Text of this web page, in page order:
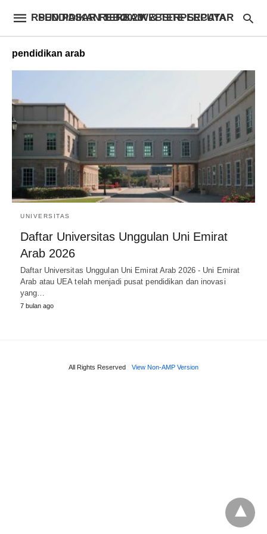
RSUD PASAR REBO – WEBSITE SEPUTAR PENDIDIKAN TERBAIK & TERPERCAYA 2023
pendidikan arab
UNIVERSITAS
Daftar Universitas Unggulan Uni Emirat
Arab 2026
Daftar Universitas Unggulan Uni Emirat Arab 2026 - Uni Emirat
Arab atau UEA telah menjadi pusat pendidikan dan inovasi
yang…
7 bulan ago
All Rights Reserved View Non-AMP Version